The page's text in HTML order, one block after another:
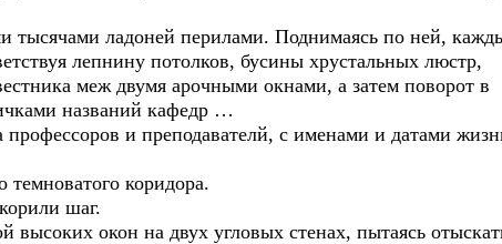
тысячами ладоней перилами. Поднимаясь по ней,
лепнину потолков, бусины хрустальных люстр,
меж двумя арочными окнами, а затем поворот в
названий кафедр …
и преподавателй, с именами и датами
коридора.
шаг.
окон на двух угловых стенах, пытаясь